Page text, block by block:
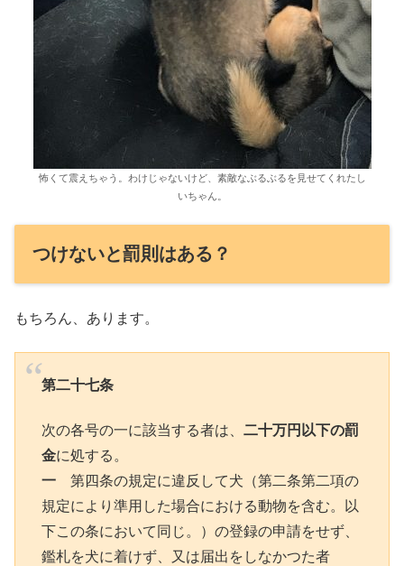
怖くて震えちゃう。わけじゃないけど、素敵なぶるぶるを見せてくれたし
いちゃん。
つけないと罰則はある？
もちろん、あります。
第二十七条
次の各号の一に該当する者は、 二十万円以下の罰
金に処する。
一 第四条の規定に違反して犬（第二条第二項の
規定により準用した場合における動物を含む。以
下この条において同じ。）の登録の申請をせず、
鑑札を犬に着けず、又は届出をしなかつた者